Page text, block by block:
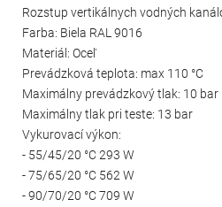
Rozstup vertikálnych vodných
Farba: Biela RAL 9016
Materiál: Oceľ
Prevádzková teplota: max 110 °C
Maximálny prevádzkový tlak: 10 bar
Maximálny tlak pri teste: 13 bar
Vykurovací výkon:
- 55/45/20 °C 293 W
- 75/65/20 °C 562 W
- 90/70/20 °C 709 W